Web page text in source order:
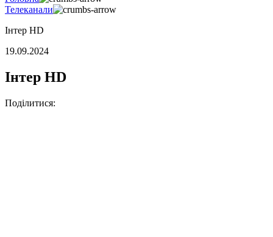
Телеканали
Інтер HD
19.09.2024
Інтер HD
Поділитися: